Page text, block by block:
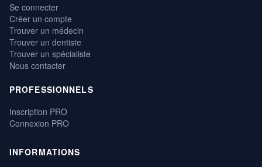
Se connecter
Créer un compte
Trouver un médecin
Trouver un dentiste
Trouver un spécialiste
Nous contacter
PROFESSIONNELS
Inscription PRO
Connexion PRO
INFORMATIONS